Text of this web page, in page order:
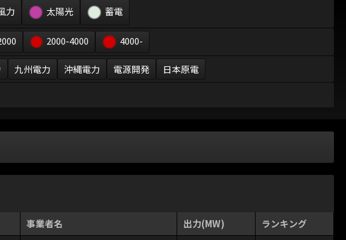
力 太陽光 蓄電
2000-4000 4000-
九州電力 沖縄電力 電源開発 日本原電
事業者名 出力(MW)
ランキング